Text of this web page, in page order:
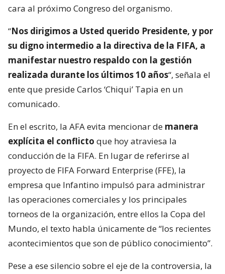
cara al próximo Congreso del organismo.
“Nos dirigimos a Usted querido Presidente, y por
su digno intermedio a la directiva de la FIFA, a
manifestar nuestro respaldo con la gestión
realizada durante los últimos 10 años“, señala el
ente que preside Carlos ‘Chiqui’ Tapia en un
comunicado.
En el escrito, la AFA evita mencionar de manera
explícita el conflicto que hoy atraviesa la
conducción de la FIFA. En lugar de referirse al
proyecto de FIFA Forward Enterprise (FFE), la
empresa que Infantino impulsó para administrar
las operaciones comerciales y los principales
torneos de la organización, entre ellos la Copa del
Mundo, el texto habla únicamente de “los recientes
acontecimientos que son de público conocimiento”.
Pese a ese silencio sobre el eje de la controversia, la